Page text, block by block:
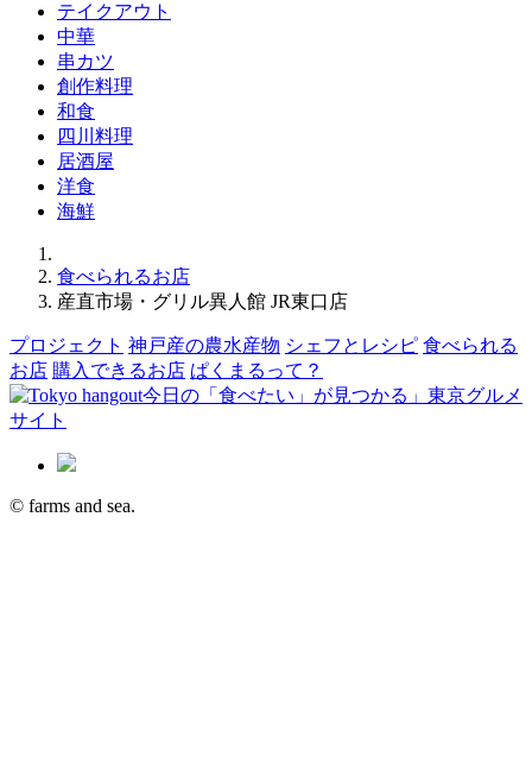
テイクアウト
中華
串カツ
創作料理
和食
四川料理
居酒屋
洋食
海鮮
食べられるお店
産直市場・グリル異人館 JR東口店
プロジェクト 神戸産の農水産物 シェフとレシピ 食べられる
お店 購入できるお店 ぱくまるって？
© farms and sea.